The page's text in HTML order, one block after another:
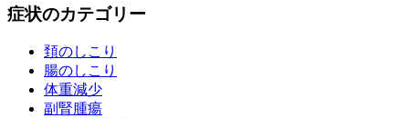
症状のカテゴリー
頚のしこり
腸のしこり
体重減少
副腎腫瘍